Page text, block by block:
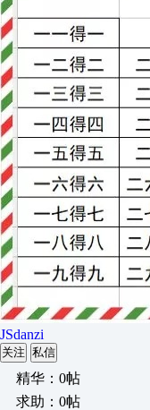
JSdanzi
关注 私信
精华：0帖
求助：0帖